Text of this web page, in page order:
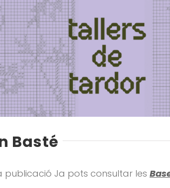
Basté
Ja pots consultar les